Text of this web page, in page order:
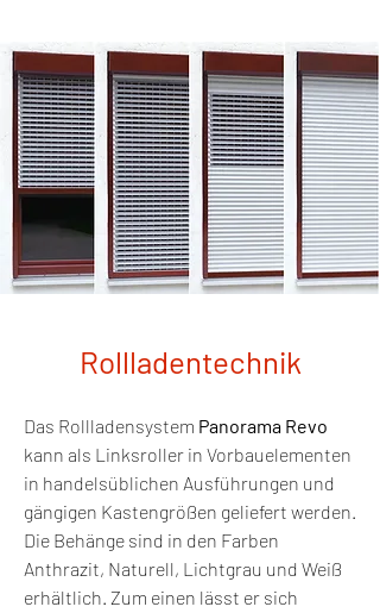
Rollladentechnik
Das Rollladensystem Panorama Revo
kann als Linksroller in Vorbauelementen
in handelsüblichen Ausführungen und
gängigen Kastengrößen geliefert werden.
Die Behänge sind in den Farben
Anthrazit, Naturell, Lichtgrau und Weiß
erhältlich. Zum einen lässt er sich